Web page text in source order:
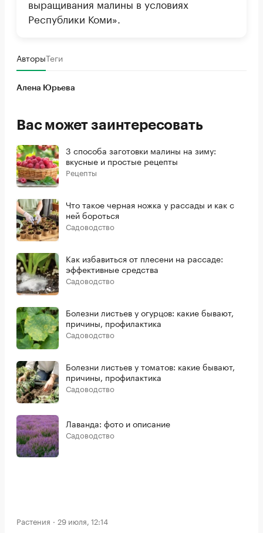
выращивания малины в условиях
Республики Коми».
АвторыТеги
Алена Юрьева
Вас может заинтересовать
3 способа заготовки малины на зиму:
вкусные и простые рецепты
Рецепты
Что такое черная ножка у рассады и как с
ней бороться
Садоводство
Как избавиться от плесени на рассаде:
эффективные средства
Садоводство
Болезни листьев у огурцов: какие бывают,
причины, профилактика
Садоводство
Болезни листьев у томатов: какие бывают,
причины, профилактика
Садоводство
Лаванда: фото и описание
Садоводство
Растения 29 июля, 12:14